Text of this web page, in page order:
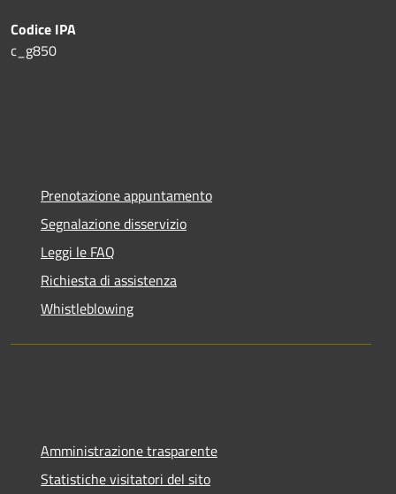
Codice IPA
c_g850
Prenotazione appuntamento
Segnalazione disservizio
Leggi le FAQ
Richiesta di assistenza
Whistleblowing
Amministrazione trasparente
Statistiche visitatori del sito